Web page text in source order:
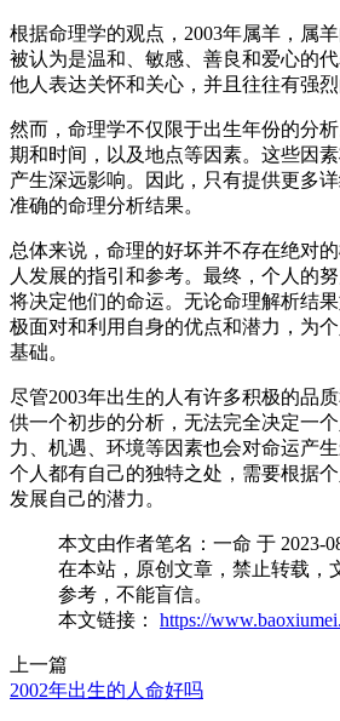
根据命理学的观点，2003年属羊，属
被认为是温和、敏感、善良和爱心的
他人表达关怀和关心，并且往往有强烈
然而，命理学不仅限于出生年份的分
期和时间，以及地点等因素。这些因
产生深远影响。因此，只有提供更多
准确的命理分析结果。
总体来说，命理的好坏并不存在绝对
人发展的指引和参考。最终，个人的
将决定他们的命运。无论命理解析结
极面对和利用自身的优点和潜力，为
基础。
尽管2003年出生的人有许多积极的品
供一个初步的分析，无法完全决定一
力、机遇、环境等因素也会对命运产
个人都有自己的独特之处，需要根据
发展自己的潜力。
本文由作者笔名：一命 于 2023-
在本站，原创文章，禁止转载，
参考，不能盲信。
本文链接： https://
上一篇
2002年出生的人命好吗